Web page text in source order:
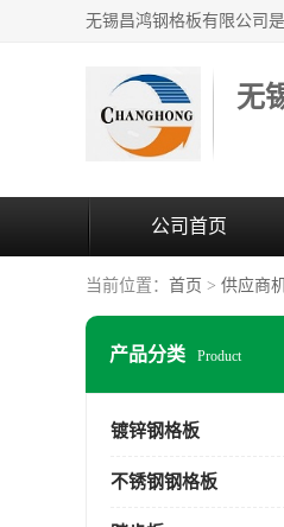
无
公司首页
当前位置： 首页 > 供应商
产品分类 Product
镀锌钢格板
不锈钢钢格板